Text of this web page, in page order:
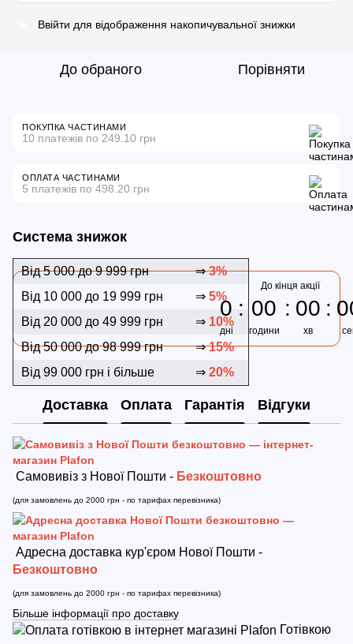
Ввійти для відображення накопичувальної знижки
До обраного Порівняти
ПОКУПКА ЧАСТИНАМИ
10 платежів по 249.10 грн
ОПЛАТА ЧАСТИНАМИ
5 платежів по 498.20 грн
Система знижок
Від 5 000 до 9 999 грн ⇒3%
Від 10 000 до 19 999 грн
⇒ 5%
Від 20 000 до 49 999 грн
⇒ 10%
Від 50 000 до 98 999 грн
⇒15%
Від 99 000 грн і більше
⇒ 20%
До кінця акції
0
дні
00
години
00
хв
Доставка Оплата Гарантія Відгуки
Самовивіз з Нової Пошти - Безкоштовно
(для замовлень до 2000 грн - по тарифах перевізника)
Адресна доставка кур'єром Нової Пошти -
Безкоштовно
(для замовлень до 2000 грн - по тарифах перевізника)
Більше інформації про доставку
Готівкою